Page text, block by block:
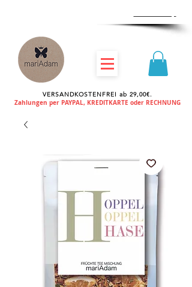
VERSANDKOSTENFREI ab 29,00€.
Zahlungen per PAYPAL, KREDITKARTE oder RECHNUNG